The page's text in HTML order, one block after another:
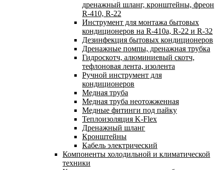
дренажный шланг, кронштейны, фреон
R-410, R-22
Инструмент для монтажа бытовых
кондиционеров на R-410а, R-22 и R-32
Дезинфекция бытовых кондиционеров
Дренажные помпы, дренажная трубка
Гидроскотч, алюминиевый скотч,
тефлоновая лента, изолента
Ручной инструмент для
кондиционеров
Медная труба
Медная труба неотожженная
Медные фитинги под пайку
Теплоизоляция K-Flex
Дренажный шланг
Кронштейны
Кабель электрический
Компоненты холодильной и климатической
техники